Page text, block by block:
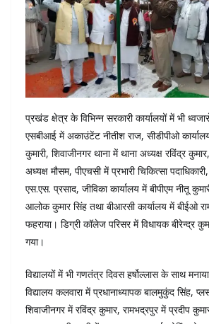
प्रखंड क्षेत्र के विभिन्न सरकारी कार्यालयों में भी
एसबीआई में अकाउंटेंट नीतीश राज, सीडीपीओ
कुमारी, शिवाजीनगर थाना में थाना अध्यक्ष रविंद्र
अध्यक्ष मौसम, पीएचसी में प्रभारी चिकित्सा
एस.एस. प्रसाद, जीविका कार्यालय में बीपीएम नीतू
आलोक कुमार सिंह तथा बीआरसी कार्यालय में बीईओ
फहराया। डिग्री कॉलेज परिसर में विधायक बीरेन्द्र
गया।
विद्यालयों में भी गणतंत्र दिवस हर्षोल्लास के साथ
विद्यालय कलवारा में प्रधानाध्यापक बालमुकुंद सिंह,
शिवाजीनगर में रविंद्र कुमार, रामभद्रपुर में प्रदीप